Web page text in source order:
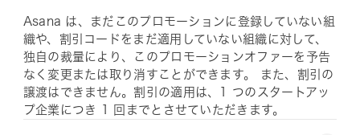
Asana は、まだこのプロモーションに登録していない組
織や、割引コードをまだ適用していない組織に対して、
独自の裁量により、このプロモーションオファーを予告
なく変更または取り消すことができます。 また、割引の
譲渡はできません。割引の適用は、1 つのスタートアッ
プ企業につき 1 回までとさせていただきます。